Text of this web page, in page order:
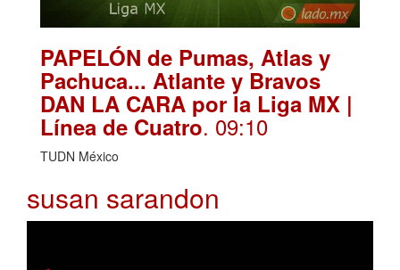
PAPELÓN de Pumas, Atlas y
Pachuca... Atlante y Bravos
DAN LA CARA por la Liga MX |
Línea de Cuatro. 09:10
TUDN México
susan sarandon